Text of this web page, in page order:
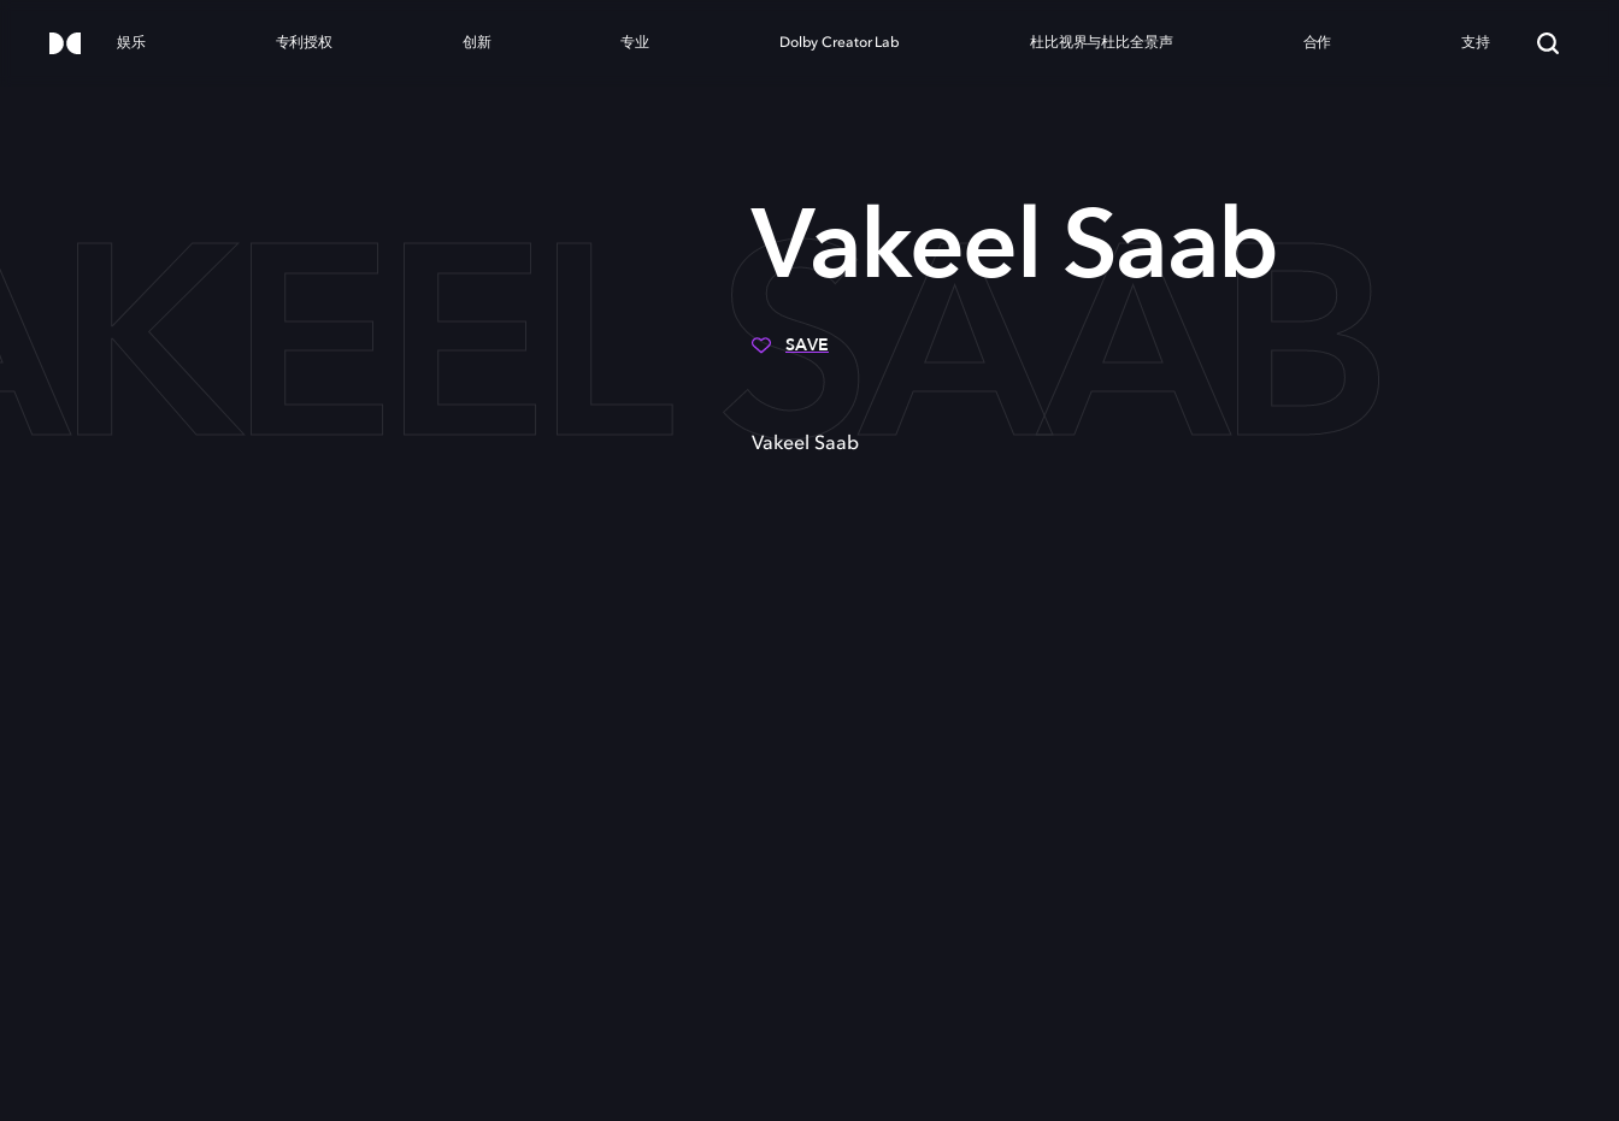
娱乐 专利授权 创新 专业 Dolby Creator Lab 杜比视界与杜比全景声 合作 支持
SAAB
Vakeel Saab
SAVE
Vakeel Saab